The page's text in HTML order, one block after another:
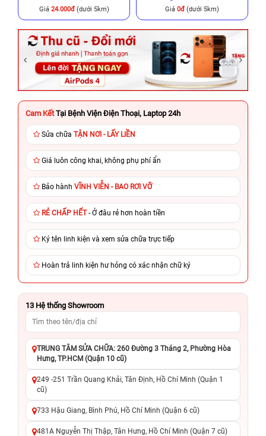
Giá 24.000đ(dưới 5km) Giá 0đ (dưới 5km)
Cam Kết Tại Bệnh Viện Điện Thoại, Laptop 24h
Sửa chữa TẬN NƠI - LẤY LIỀN
Giá luôn công khai, không phụ phí ẩn
Bảo hành VĨNH VIỄN - BAO RƠI VỠ
RẺ CHẤP HẾT- Ở đâu rẻ hơn hoàn tiền
Ký tên linh kiện và xem sửa chữa trực tiếp
Hoàn trả linh kiện hư hỏng có xác nhận chữ ký
13 Hệ thống Showroom
TRUNG TÂM SỬA CHỮA: 260 Đường 3 Tháng 2, Phường Hòa
Hưng, TP.HCM (Quận 10 cũ)
249 -251 Trần Quang Khải, Tân Định, Hồ Chí Minh (Quận 1
cũ)
733 Hậu Giang, Bình Phú, Hồ Chí Minh (Quận 6 cũ)
481A Nguyễn Thị Thập, Tân Hưng, Hồ Chí Minh (Quận 7 cũ)